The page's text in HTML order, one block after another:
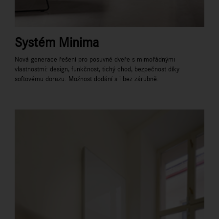
Systém Minima
Nová generace řešení pro posuvné dveře s mimořádnými
vlastnostmi: design, funkčnost, tichý chod, bezpečnost díky
softovému dorazu. Možnost dodání s i bez zárubně.